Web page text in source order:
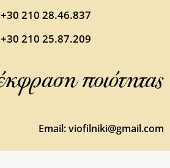
+30 210 28.46.837
+30 210 25.87.209
Email:viofilniki@gmail.com